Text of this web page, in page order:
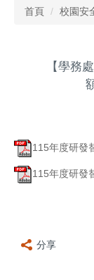
首頁 校園安
【學務
115年度研發
115年度研發
分享